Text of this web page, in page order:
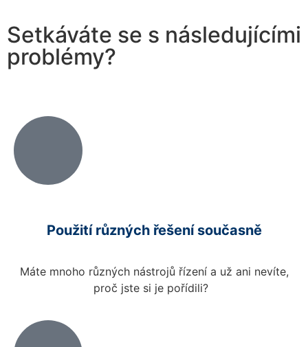
Setkáváte se s následujícími
problémy?
Použití různých řešení současně
Máte mnoho různých nástrojů řízení a už ani nevíte,
proč jste si je pořídili?